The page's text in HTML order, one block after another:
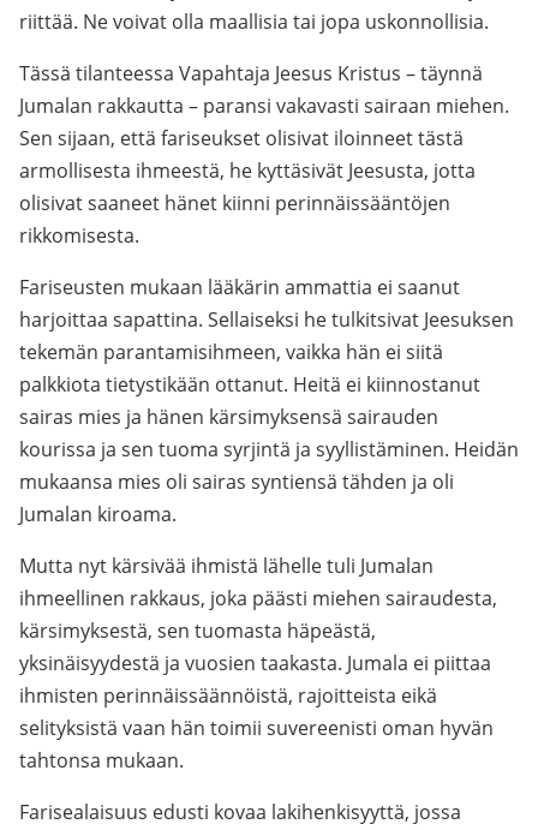
riittää. Ne voivat olla maallisia tai jopa uskonnollisia.
Tässä tilanteessa Vapahtaja Jeesus Kristus – täynnä
Jumalan rakkautta – paransi vakavasti sairaan miehen.
Sen sijaan, että fariseukset olisivat iloinneet tästä
armollisesta ihmeestä, he kyttäsivät Jeesusta, jotta
olisivat saaneet hänet kiinni perinnäissääntöjen
rikkomisesta.
Fariseusten mukaan lääkärin ammattia ei saanut
harjoittaa sapattina. Sellaiseksi he tulkitsivat Jeesuksen
tekemän parantamisihmeen, vaikka hän ei siitä
palkkiota tietystikään ottanut. Heitä ei kiinnostanut
sairas mies ja hänen kärsimyksensä sairauden
kourissa ja sen tuoma syrjintä ja syyllistäminen. Heidän
mukaansa mies oli sairas syntiensä tähden ja oli
Jumalan kiroama.
Mutta nyt kärsivää ihmistä lähelle tuli Jumalan
ihmeellinen rakkaus, joka päästi miehen sairaudesta,
kärsimyksestä, sen tuomasta häpeästä,
yksinäisyydestä ja vuosien taakasta. Jumala ei piittaa
ihmisten perinnäissäännöistä, rajoitteista eikä
selityksistä vaan hän toimii suvereenisti oman hyvän
tahtonsa mukaan.
Farisealaisuus edusti kovaa lakihenkisyyttä, jossa